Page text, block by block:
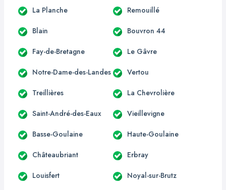
La Planche Remouillé
Blain Bouvron 44
Fay-de-Bretagne Le Gâvre
Notre-Dame-des-Landes Vertou
Treillières La Chevrolière
Saint-André-des-Eaux Vieillevigne
Basse-Goulaine Haute-Goulaine
Châteaubriant Erbray
Louisfert Noyal-sur-Brutz